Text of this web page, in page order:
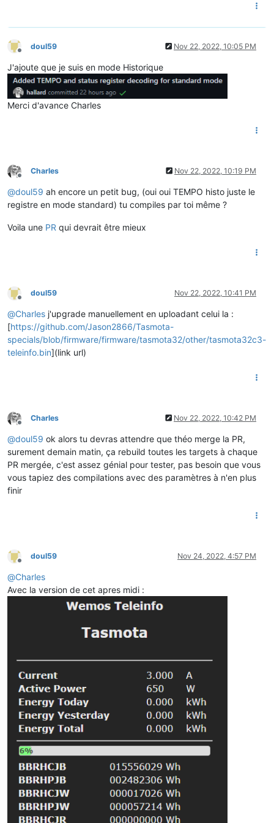
Offline
doul59 Nov 22, 2022, 10:05 PM
J'ajoute que je suis en mode Historique
Merci d'avance Charles
Offline
Charles Nov 22, 2022, 10:19 PM
@doul59 ah encore un petit bug, (oui oui TEMPO histo juste le
registre en mode standard) tu compiles par toi même ?
Voila une PR qui devrait être mieux
Offline
doul59 Nov 22, 2022, 10:41 PM
@Charles j'upgrade manuellement en uploadant celui la :
[https://github.com/Jason2866/Tasmota-
specials/blob/firmware/firmware/tasmota32/other/tasmota32c3-
teleinfo.bin](link url)
Offline
Charles Nov 22, 2022, 10:42 PM
@doul59 ok alors tu devras attendre que théo merge la PR,
surement demain matin, ça rebuild toutes les targets à chaque
PR mergée, c'est assez génial pour tester, pas besoin que vous
vous tapiez des compilations avec des paramètres à n'en plus
finir
Offline
doul59 Nov 24, 2022, 4:57 PM
@Charles
Avec la version de cet apres midi :